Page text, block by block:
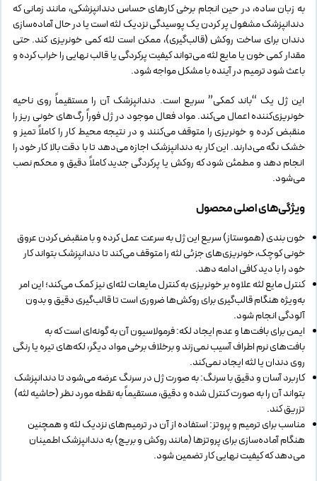
به زبان ساده، در حین انجام برخی کارهای حساس دندانپزشکی، مانند زمانی که
دندانپزشک مشغول پر کردن یک پوسیدگی نزدیک لثه است یا در حال آماده‌سازی
دندان برای ساخت روکش (قالب‌گیری)، ممکن است لثه کمی خونریزی کند. حتی
مقدار کمی خون یا مایع لثه می‌تواند کیفیت پرکردگی یا قالب نهایی را خراب کرده و
باعث شود ترمیم در آینده با مشکل مواجه شود.
این ژل یک “باند کمکی” سریع است. دندانپزشک آن را مستقیماً روی ناحیه
خونریزی‌کننده اعمال می‌کند. مواد فعال موجود در ژل فوراً رگ‌های خونی ریز را
منقبض کرده و خونریزی را متوقف می‌کنند و در نتیجه محیط کار را کاملاً تمیز و
خشک نگه می‌دارند. این کار به دندانپزشک اجازه می‌دهد تا با دقت بالا کار خود را
انجام دهد و مطمئن شود که روکش یا پرکردگی جدید کاملاً دقیق و محکم نصب
می‌شود.
ویژگی‌های اصلی محصول
خون بندی (هموستاز) سریع این ژل به سرعت عمل کرده و با منقبض کردن عروق
خونی کوچک، خونریزی‌های جزئی لثه را متوقف می‌کند تا دندانپزشک بتواند کار
خود را با دید کافی ادامه دهد.
کنترل مایع لثه علاوه بر خونریزی به کنترل مایعات لثه‌ای نیز کمک می‌کند؛ این امر
به‌ویژه هنگام قالب‌گیری برای روکش‌ها ضروری است تا قالب‌گیری دقیق و بدون
آلودگی انجام شود.
ایمن برای بافت‌ها و عدم ایجاد لکه: فرمولاسیون آن به گونه‌ای است که به
بافت‌های نرم اطراف آسیب نمی‌زند و برخلاف برخی مواد دیگر، لکه‌های تیره یا رنگی
روی دندان یا لثه ایجاد نمی‌کند.
کاربرد آسان و دقیق با سرنگ: به صورت ژل در سرنگ عرضه می‌شود تا دندانپزشک
بتواند آن را به صورت کنترل شده و دقیق، مستقیماً به نقطه مورد نظر (حاشیه لثه)
تزریق کند.
مناسب برای ترمیم و پروتز: استفاده از آن در ترمیم‌های نزدیک لثه و همچنین
هنگام آماده‌سازی برای پروتزها (مانند روکش و بریج) به دندانپزشک اطمینان
می‌دهد که کیفیت نهایی کار تضمین شود.